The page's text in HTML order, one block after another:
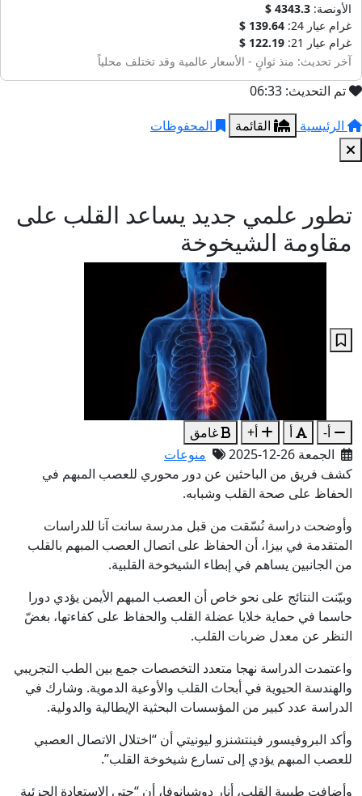
الأونصة: 4343.3 $
غرام عيار 24:
139.64 $
غرام عيار 21:
122.19 $
آخر تحديث: منذ ثوانٍ - الأسعار عالمية وقد تختلف محلياً
تم التحديث: 06:33
الرئيسية
القائمة المحفوظات
تطور علمي جديد يساعد القلب على
مقاومة الشيخوخة
أ- أ+
غامق
الجمعة 26-12-2025
منوعات
كشف فريق من الباحثين عن دور محوري للعصب المبهم في
الحفاظ على صحة القلب وشبابه.
وأوضحت دراسة نُسّقت من قبل مدرسة سانت آنا للدراسات
المتقدمة في بيزا، أن الحفاظ على اتصال العصب المبهم بالقلب
من الجانبين يساهم في إبطاء الشيخوخة القلبية.
وبيّنت النتائج على نحو خاص أن العصب المبهم الأيمن يؤدي دورا
حاسما في حماية خلايا عضلة القلب والحفاظ على كفاءتها، بغضّ
النظر عن معدل ضربات القلب.
واعتمدت الدراسة نهجا متعدد التخصصات جمع بين الطب التجريبي
والهندسة الحيوية في أبحاث القلب والأوعية الدموية. وشارك في
الدراسة عدد كبير من المؤسسات البحثية الإيطالية والدولية.
وأكد البروفيسور فينتشنزو ليونيتي أن “اختلال الاتصال العصبي
للعصب المبهم يؤدي إلى تسارع شيخوخة القلب”.
وأضافت طبيبة القلب، أنار دوشبانوفا، أن “حتى الاستعادة الجزئية